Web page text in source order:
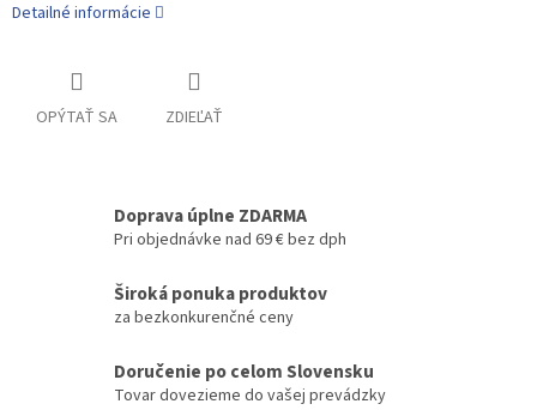
Detailné informácie
OPÝTAŤ SA ZDIEĽAŤ
Doprava úplne ZDARMA
Pri objednávke nad 69 € bez dph
Široká ponuka produktov
za bezkonkurenčné ceny
Doručenie po celom Slovensku
Tovar dovezieme do vašej prevádzky